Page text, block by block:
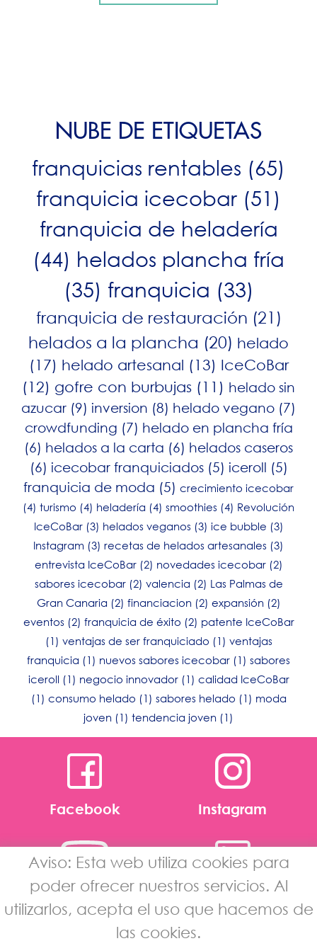
Aviso: Esta web utiliza cookies para
poder ofrecer nuestros servicios. Al
utilizarlos, acepta el uso que hacemos de
las cookies.
NUBE DE ETIQUETAS
franquicias rentables (65)
franquicia icecobar (51)
franquicia de heladería
(44) helados plancha fría
(35) franquicia (33)
franquicia de restauración (21)
helados a la plancha (20) helado
(17) helado artesanal (13) IceCoBar
(12) gofre con burbujas (11) helado sin
azucar (9) inversion (8) helado vegano (7)
crowdfunding (7) helado en plancha fría
(6) helados a la carta (6) helados caseros
(6) icecobar franquiciados (5) iceroll (5)
franquicia de moda (5) crecimiento icecobar
(4) turismo (4) heladería (4) smoothies (4) Revolución
IceCoBar (3) helados veganos (3) ice bubble (3)
Instagram (3) recetas de helados artesanales (3)
entrevista IceCoBar (2) novedades icecobar (2)
sabores icecobar (2) valencia (2) Las Palmas de
Gran Canaria (2) financiacion (2) expansión (2)
eventos (2) franquicia de éxito (2) patente IceCoBar
(1) ventajas de ser franquiciado (1) ventajas
franquicia (1) nuevos sabores icecobar (1) sabores
iceroll (1) negocio innovador (1) calidad IceCoBar
(1) consumo helado (1) sabores helado (1) moda
joven (1) tendencia joven (1)
Facebook Instagram
Youtube Linkedin